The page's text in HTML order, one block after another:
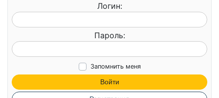
Логин:
Пароль:
Запомнить меня
Войти